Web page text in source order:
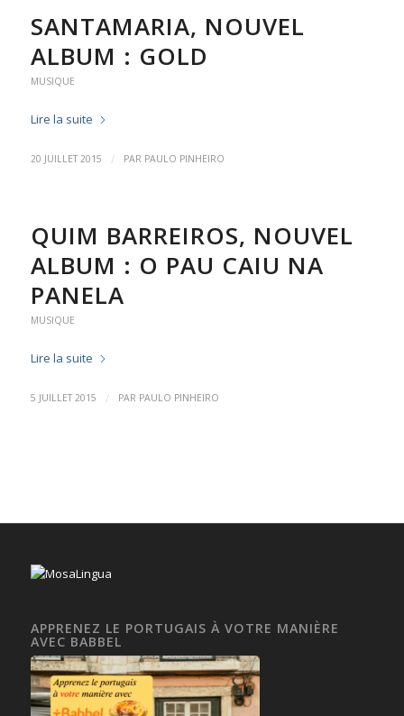
SANTAMARIA, NOUVEL
ALBUM : GOLD
MUSIQUE
Lire la suite
20 JUILLET 2015 / PAR PAULO PINHEIRO
QUIM BARREIROS, NOUVEL
ALBUM : O PAU CAIU NA
PANELA
MUSIQUE
Lire la suite
5 JUILLET 2015 / PAR PAULO PINHEIRO
APPRENEZ LE PORTUGAIS À VOTRE MANIÈRE
AVEC BABBEL